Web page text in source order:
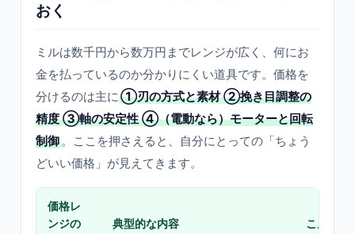
おく
ミルは数千円から数万円までレンジが広く、何にお
金を払っているのか分かりにくい道具です。価格を
分けるのは主に①刃の方式と素材 ②挽き目調整の
精度 ③軸の安定性 ④（電動なら）モーターと回転
制御。ここを押さえると、自分にとっての「ちょう
どいい価格」が見えてきます。
価格レ
ンジの
典型的な内容 こんな人